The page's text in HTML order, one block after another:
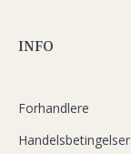
INFO
Forhandlere
Handelsbetingelser